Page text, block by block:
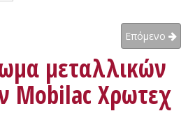
Επόμενο
μεταλλικών
Mobilac Χρωτεχ